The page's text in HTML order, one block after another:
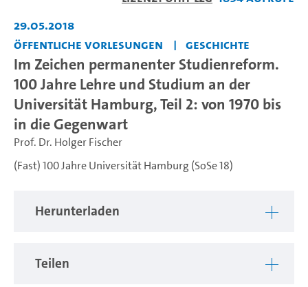
29.05.2018
Öffentliche Vorlesungen
Geschichte
Im Zeichen permanenter Studienreform.
100 Jahre Lehre und Studium an der
Universität Hamburg, Teil 2: von 1970 bis
in die Gegenwart
Prof. Dr. Holger Fischer
(Fast) 100 Jahre Universität Hamburg (SoSe 18)
Herunterladen
Teilen